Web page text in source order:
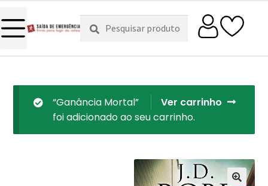
Pesquisar
por:
Pesquisa
Ver carrinho
“Ganância Mortal”
foi adicionado ao seu carrinho.